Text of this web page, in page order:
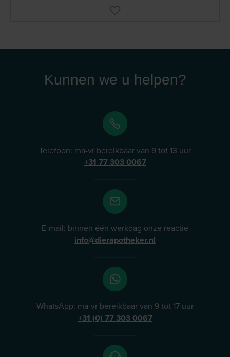
Kunnen we u helpen?
Telefoon: ma-vr bereikbaar van 9 tot 13 uur
+31 77 303 0067
E-mail: binnen één werkdag onze reactie
info@dierapotheker.nl
WhatsApp: ma-vr bereikbaar van 9 tot 17 uur
+31 (0) 77 303 0067